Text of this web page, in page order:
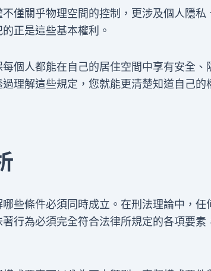
僅關乎物理空間的控制，更涉及個人隱私
正是這些基本權利。
個人都能在自己的居住空間中享有安全、
理解這些規定，您就能更清楚知道自己的
些條件必須同時成立。在刑法理論中，任
行為必須完全符合法律所規定的各項要素